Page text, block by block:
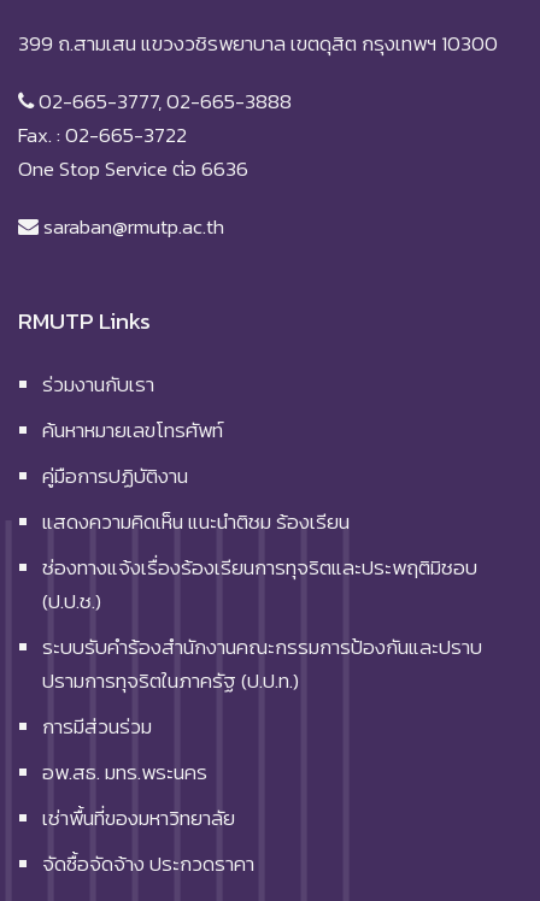
399 ถ.สามเสน แขวงวชิรพยาบาล เขตดุสิต กรุงเทพฯ 10300
02-665-3777, 02-665-3888
Fax. : 02-665-3722
One Stop Service ต่อ 6636
saraban@rmutp.ac.th
RMUTP Links
ร่วมงานกับเรา
ค้นหาหมายเลขโทรศัพท์
คู่มือการปฏิบัติงาน
แสดงความคิดเห็น แนะนำติชม ร้องเรียน
ช่องทางแจ้งเรื่องร้องเรียนการทุจริตและประพฤติมิชอบ
(ป.ป.ช.)
ระบบรับคำร้องสำนักงานคณะกรรมการป้องกันและปราบ
ปรามการทุจริตในภาครัฐ (ป.ป.ท.)
การมีส่วนร่วม
อพ.สธ. มทร.พระนคร
เช่าพื้นที่ของมหาวิทยาลัย
จัดซื้อจัดจ้าง ประกวดราคา